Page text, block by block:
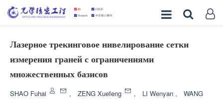
Лазерное трекинговое нивелирование сетки
измерения граней с ограничениями
множественных базисов
SHAO Fuhai , ZENG Xuefeng , LI Wenyan ,
WANG